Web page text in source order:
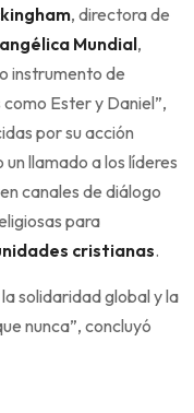
, directora de
Mundial,
instrumento de
Ester y Daniel”,
por su acción
llamado a los líderes
canales de diálogo
para
cristianas.
solidaridad global y la
nunca”, concluyó